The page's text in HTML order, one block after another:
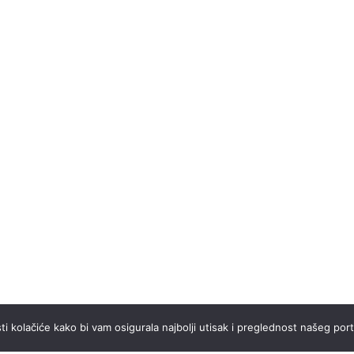
kolačiće kako bi vam osigurala najbolji utisak i preglednost našeg